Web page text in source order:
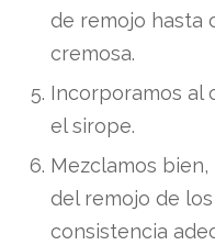
de remojo hasta
cremosa.
Incorporamos al
el sirope.
Mezclamos
del remojo de
consistencia